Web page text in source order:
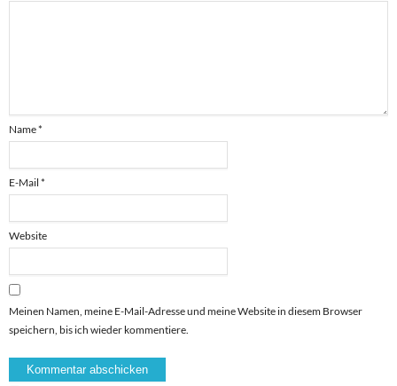
Name*
E-Mail *
Website
Meinen Namen, meine E-Mail-Adresse und meine Website in diesem Browser
speichern, bis ich wieder kommentiere.